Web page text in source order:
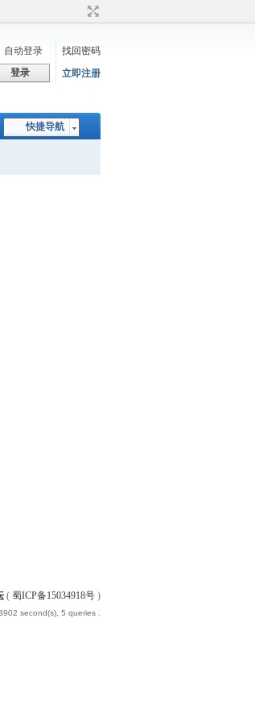
自动登录
找回密码
登录 立即注册
快捷导航
( 蜀ICP备15034918号 )
second(s), 5 queries .